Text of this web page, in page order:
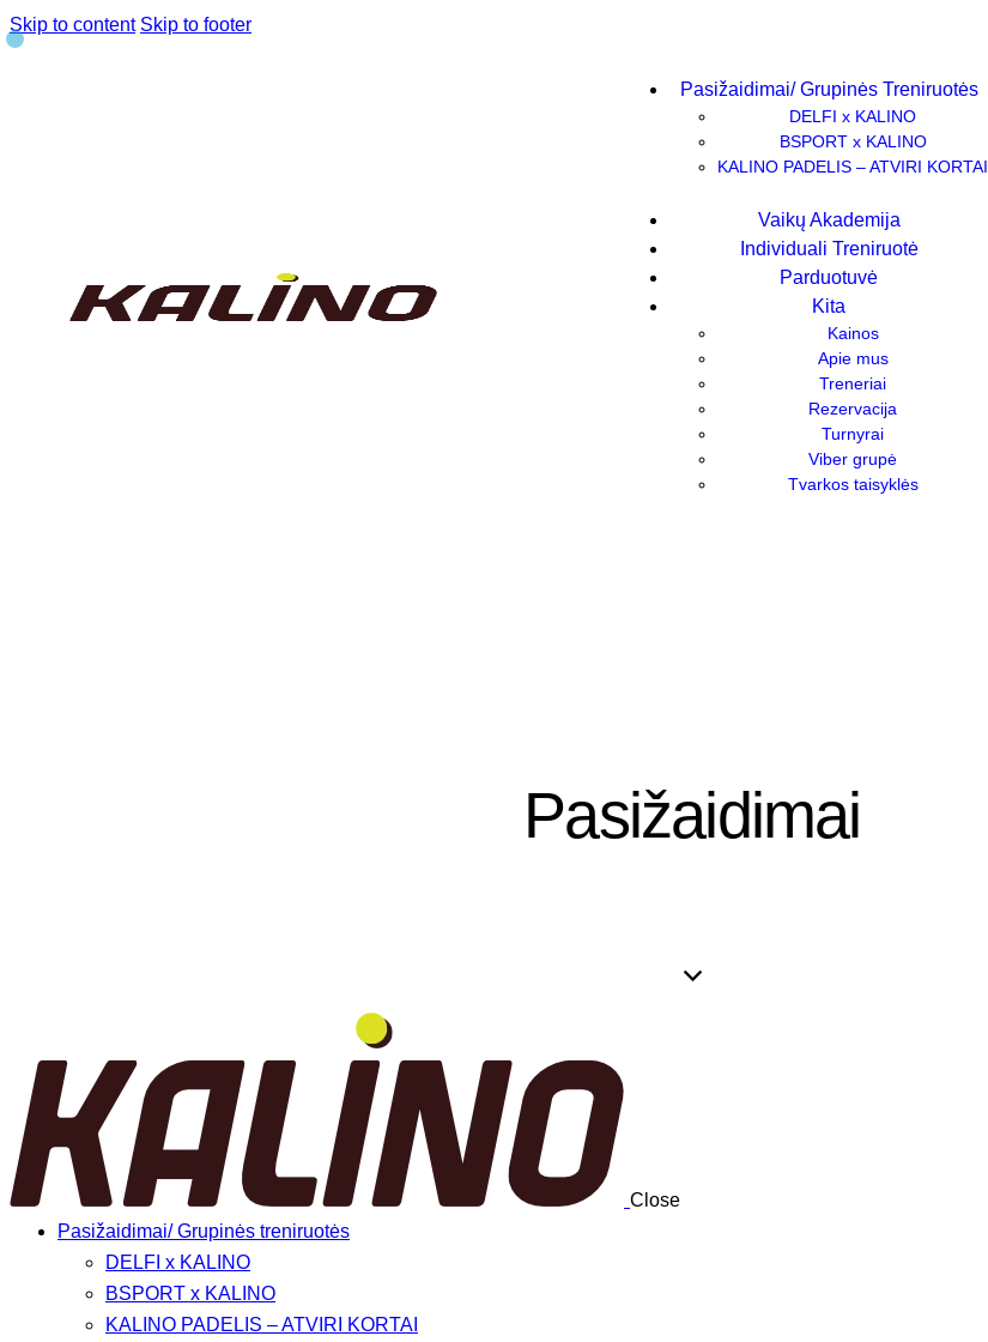
Skip to content Skip to footer
Pasižaidimai/ Grupinės Treniruotės
DELFI x KALINO
BSPORT x KALINO
KALINO PADELIS – ATVIRI KORTAI
Vaikų Akademija
Individuali Treniruotė
Parduotuvė
Kita
Kainos
Apie mus
Treneriai
Rezervacija
Turnyrai
Viber grupė
Tvarkos taisyklės
Pasižaidimai
Close
Pasižaidimai/ Grupinės treniruotės
DELFI x KALINO
BSPORT x KALINO
KALINO PADELIS – ATVIRI KORTAI